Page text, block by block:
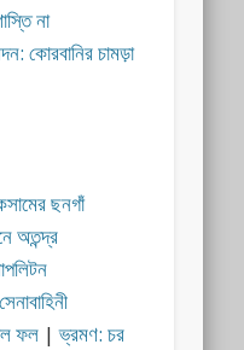
না
কোরবানির চামড়া
ছনগাঁ
অতন্দ্র
ফল |ভ্রমণ: চর